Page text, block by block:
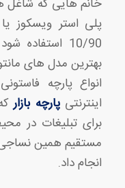
خانم هایی که شاغل
پلی استر ویسکوز
10/90
بهترین مدل های
انواع پارچه
اینترنتیپارچه بازار
برای تبلیغات در
مستقیم همین
انجام داد.